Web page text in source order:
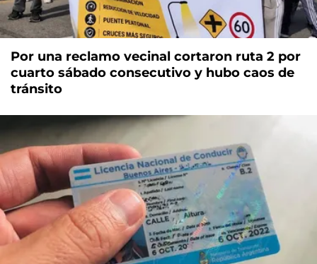
Por una reclamo vecinal cortaron ruta 2 por
cuarto sábado consecutivo y hubo caos de
tránsito